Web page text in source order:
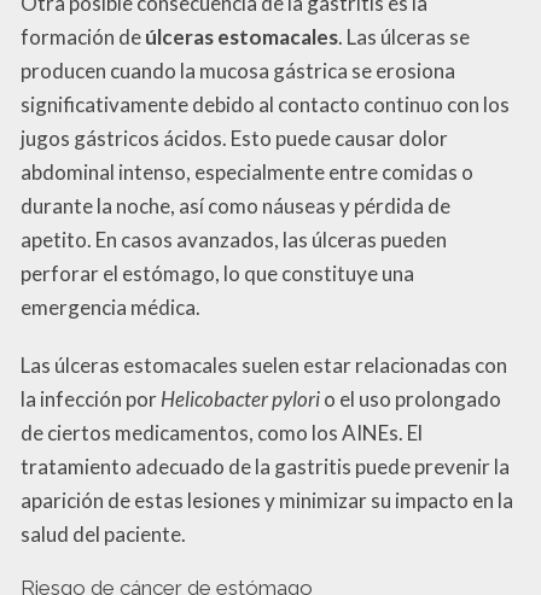
formación deúlceras estomacales. Las úlceras se
producen cuando la mucosa gástrica se erosiona
significativamente debido al contacto continuo con los
jugos gástricos ácidos. Esto puede causar dolor
abdominal intenso, especialmente entre comidas o
durante la noche, así como náuseas y pérdida de
apetito. En casos avanzados, las úlceras pueden
perforar el estómago, lo que constituye una
emergencia médica.
Las úlceras estomacales suelen estar relacionadas con
la infección porHelicobacter pylorio el uso prolongado
de ciertos medicamentos, como los AINEs. El
tratamiento adecuado de la gastritis puede prevenir la
aparición de estas lesiones y minimizar su impacto en la
salud del paciente.
Riesgo de cáncer de estómago